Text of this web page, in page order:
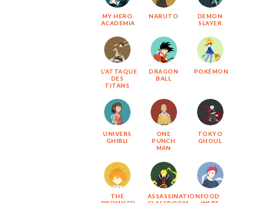
MY HERO
ACADEMIA
NARUTO
DEMON
SLAYER
L'ATTAQUE
DES
TITANS
DRAGON
BALL
POKÉMON
UNIVERS
GHIBLI
ONE
PUNCH
MAN
TOKYO
GHOUL
THE
ASSASSINATIONFOOD